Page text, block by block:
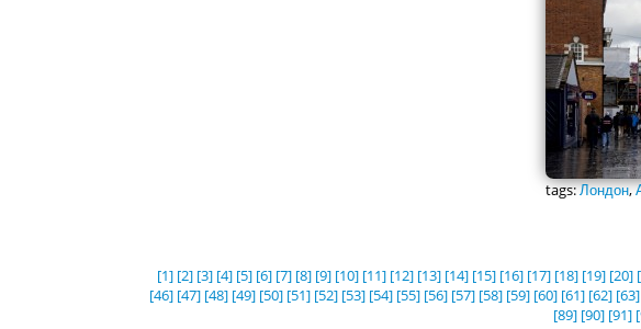
tags:Лондон,
[1] [2] [3] [4] [5] [6] [7] [8] [9] [10] [11] [12] [13] [14] [15] [16] [17] [18] [19] [20]
[46] [47] [48] [49] [50] [51] [52] [53] [54] [55] [56] [57] [58] [59] [60] [61] [62] [63]
[89] [90] [91]